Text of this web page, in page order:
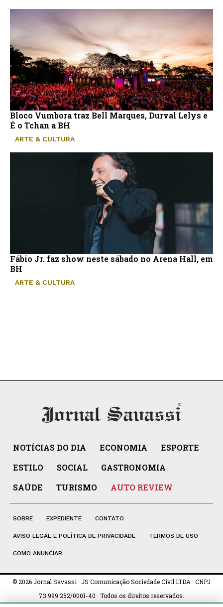
Bloco Vumbora traz Bell Marques, Durval Lelys e
É o Tchan a BH
ARTE & CULTURA
Fábio Jr. faz show neste sábado no Arena Hall, em
BH
ARTE & CULTURA
NOTÍCIAS DO DIA ECONOMIA
ESPORTE
ESTILO
SOCIAL
GASTRONOMIA
SAÚDE
TURISMO AUTO REVIEW
SOBRE EXPEDIENTE CONTATO
AVISO LEGAL E POLÍTICA DE PRIVACIDADE TERMOS DE USO
COMO ANUNCIAR
© 2026 Jornal Savassi · JS Comunicação Sociedade Civil LTDA · CNPJ
73.999.252/0001-40 · Todos os direitos reservados.